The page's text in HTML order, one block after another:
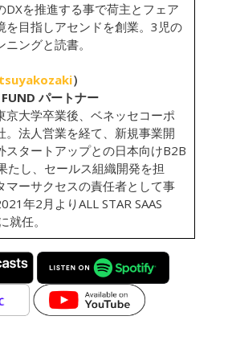
DXを推進する事で荷主とフェア
を目指しアセンドを創業。3児の
ングと読書。
）
パートナー
京大学卒業後、ベネッセコーポ
。法人営業を経て、新規事業開
スタートアップとの日本向けB2B
たし、セールス組織開発を担
マーサクセスの責任者として事
年2月よりALL STAR SAAS
就任。